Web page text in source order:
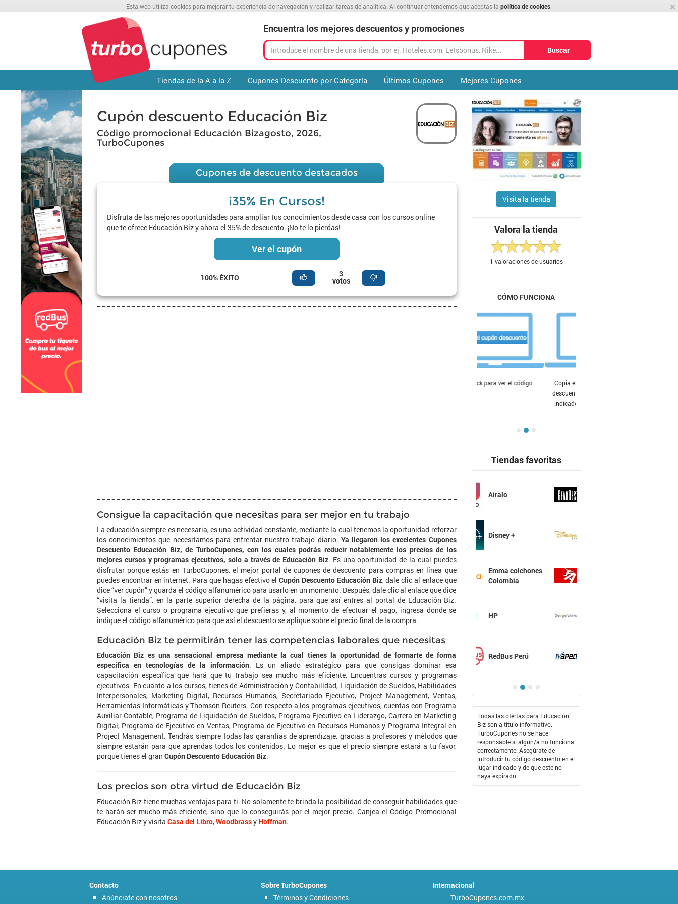
×
Esta web utiliza cookies para mejorar tu experiencia de navegación y realizar tareas de analítica. Al continuar entendemos que aceptas la política de cookies
Encuentra los mejores descuentos y promociones
Buscar
Tiendas de la A a la Z Cupones Descuento por Categoría Últimos Cupones Mejores Cupones
Cupón descuento Educación Biz
Código promocional Educación Bizagosto, 2026,
TurboCupones
Cupones de descuento destacados
¡35% En Cursos!
Disfruta de las mejores oportunidades para ampliar tus conocimientos desde casa con los cursos online
que te ofrece Educación Biz y ahora el 35% de descuento. ¡No te lo pierdas!
Ver el cupón
100% ÉXITO 3
votos
Consigue la capacitación que necesitas para ser mejor en tu trabajo
La educación siempre es necesaria, es una actividad constante, mediante la cual tenemos la oportunidad reforzar
los conocimientos que necesitamos para enfrentar nuestro trabajo diario. Ya llegaron los excelentes Cupones
Descuento Educación Biz, de TurboCupones, con los cuales podrás reducir notablemente los precios de los
mejores cursos y programas ejecutivos, solo a través de Educación Biz. Es una oportunidad de la cual puedes
disfrutar porque estás en TurboCupones, el mejor portal de cupones de descuento para compras en línea que
puedes encontrar en internet. Para que hagas efectivo elCupón Descuento Educación Biz, dale clic al enlace que
dice “ver cupón” y guarda el código alfanumérico para usarlo en un momento. Después, dale clic al enlace que dice
“visita la tienda”, en la parte superior derecha de la página, para que así entres al portal de Educación Biz.
Selecciona el curso o programa ejecutivo que prefieras y, al momento de efectuar el pago, ingresa donde se
indique el código alfanumérico para que así el descuento se aplique sobre el precio final de la compra.
Educación Biz te permitirán tener las competencias laborales que necesitas
Educación Biz es una sensacional empresa mediante la cual tienes la oportunidad de formarte de forma
específica en tecnologías de la información. Es un aliado estratégico para que consigas dominar esa
capacitación específica que hará que tu trabajo sea mucho más eficiente. Encuentras cursos y programas
ejecutivos. En cuanto a los cursos, tienes de Administración y Contabilidad, Liquidación de Sueldos, Habilidades
Interpersonales, Marketing Digital, Recursos Humanos, Secretariado Ejecutivo, Project Management, Ventas,
Herramientas Informáticas y Thomson Reuters. Con respecto a los programas ejecutivos, cuentas con Programa
Auxiliar Contable, Programa de Liquidación de Sueldos, Programa Ejecutivo en Liderazgo, Carrera en Marketing
Digital, Programa de Ejecutivo en Ventas, Programa de Ejecutivo en Recursos Humanos y Programa Integral en
Project Management. Tendrás siempre todas las garantías de aprendizaje, gracias a profesores y métodos que
siempre estarán para que aprendas todos los contenidos. Lo mejor es que el precio siempre estará a tu favor,
porque tienes el gran Cupón Descuento Educación Biz.
Los precios son otra virtud de Educación Biz
Educación Biz tiene muchas ventajas para ti. No solamente te brinda la posibilidad de conseguir habilidades que
te harán ser mucho más eficiente, sino que lo conseguirás por el mejor precio. Canjea el Código Promocional
Educación Biz y visita Casa del Libro,Woodbrassy Hoffman.
Visita la tienda
Valora la tienda
1 valoraciones de usuarios
CÓMO FUNCIONA
Copia el código del cupón de
descuento y pégalo en el lugar
indicado antes de finalizar tu
Tiendas favoritas
Hostgator
Ivapeo
Todas las ofertas para Educación
Biz son a título informativo.
TurboCupones no se hace
responsable si algún/a no funciona
correctamente. Asegúrate de
introducir tu código descuento en el
lugar indicado y de que este no
haya expirado.
Contacto
Anúnciate con nosotros
Sobre TurboCupones
Términos y Condiciones
Internacional
TurboCupones.com.mx